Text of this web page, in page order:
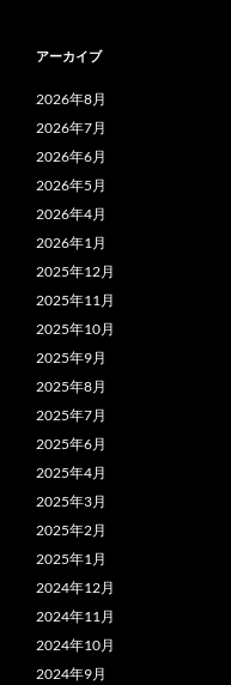
アーカイブ
2026年8月
2026年7月
2026年6月
2026年5月
2026年4月
2026年1月
2025年12月
2025年11月
2025年10月
2025年9月
2025年8月
2025年7月
2025年6月
2025年4月
2025年3月
2025年2月
2025年1月
2024年12月
2024年11月
2024年10月
2024年9月